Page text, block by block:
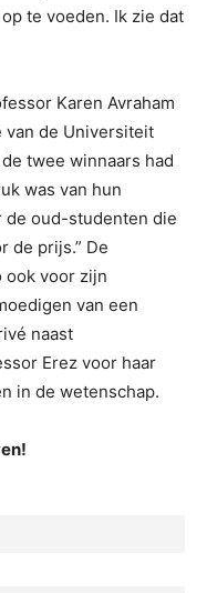
te voeden. Ik zie dat
Karen Avraham
van de Universiteit
twee winnaars had
was van hun
de oud-studenten die
de prijs.” De
ook voor zijn
van een
naast
Erez voor haar
in de wetenschap.